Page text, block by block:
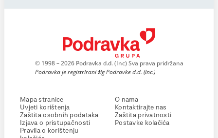
© 1998 – 2026 Podravka d.d. (Inc) Sva prava pridržana
Podravka je registrirani žig Podravke d.d. (Inc.)
Mapa stranice
Uvjeti korištenja
Zaštita osobnih podataka
Izjava o pristupačnosti
Pravila o korištenju
O nama
Kontaktirajte nas
Zaštita privatnosti
Postavke kolačića